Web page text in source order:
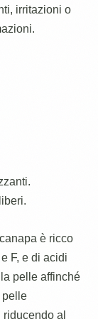
irritazioni o
è ricco
F, e di acidi
pelle affinché
pelle
al